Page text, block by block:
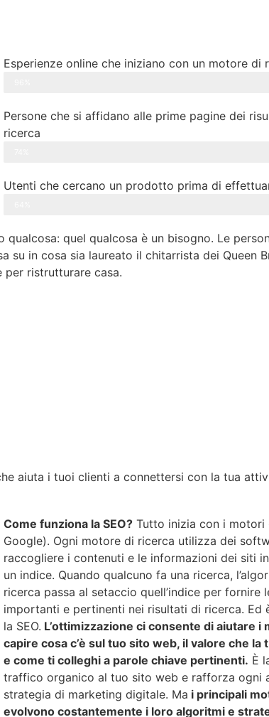
Esperienze online che iniziano con un motore di
Persone che si affidano alle prime pagine dei
ricerca
Utenti che cercano un prodotto prima di
quel qualcosa è un bisogno. Le
in cosa sia laureato il chitarrista dei Queen
ristrutturare casa.
aiuta i tuoi clienti a connettersi con la tua
Come funziona la SEO? Tutto inizia con i motori
Google). Ogni motore di ricerca utilizza dei
raccogliere i contenuti e le informazioni dei siti
un indice. Quando qualcuno fa una ricerca,
ricerca passa al setaccio quell’indice per fornire
importanti e pertinenti nei risultati di ricerca. Ed
la SEO. L’ottimizzazione ci consente di aiutare i
capire cosa c’è sul tuo sito web, il valore che
e come ti colleghi a parole chiave pertinenti. È
traffico organico al tuo sito web e rafforza ogni
strategia di marketing digitale. Ma i principali
evolvono costantemente i loro algoritmi e